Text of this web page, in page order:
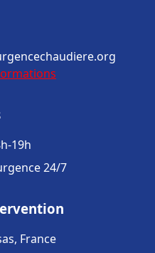
19h
24/7
France